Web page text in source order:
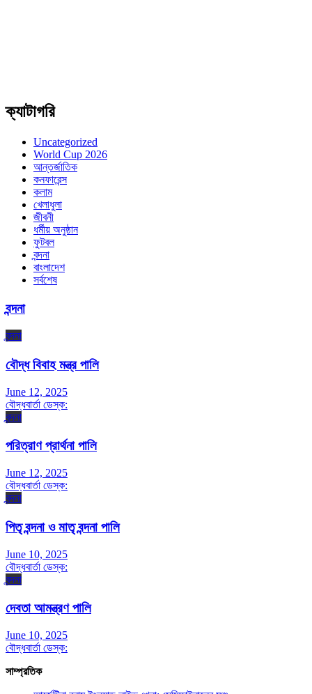
ক্যাটাগরি
Uncategorized
World Cup 2026
আন্তর্জাতিক
কনফারেন্স
কলাম
খেলাধুলা
জীবনী
ধর্মীয় অনুষ্ঠান
ফুটবল
বন্দনা
বাংলাদেশ
সর্বশেষ
বন্দনা
বন্দনা
বৌদ্ধ বিবাহ মন্ত্র পালি
June 12, 2025
বৌদ্ধবার্তা ডেস্ক:
বন্দনা
পরিত্রাণ প্রার্থনা পালি
June 12, 2025
বৌদ্ধবার্তা ডেস্ক:
বন্দনা
পিতৃ বন্দনা ও মাতৃ বন্দনা পালি
June 10, 2025
বৌদ্ধবার্তা ডেস্ক:
বন্দনা
দেবতা আমন্ত্রণ পালি
June 10, 2025
বৌদ্ধবার্তা ডেস্ক:
সাম্প্রতিক